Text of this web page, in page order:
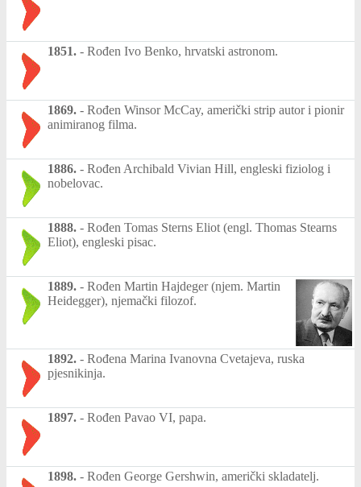
1851. - Rođen Ivo Benko, hrvatski astronom.
1869. - Rođen Winsor McCay, američki strip autor i pionir
animiranog filma.
1886. - Rođen Archibald Vivian Hill, engleski fiziolog i
nobelovac.
1888. - Rođen Tomas Sterns Eliot (engl. Thomas Stearns
Eliot), engleski pisac.
1889. - Rođen Martin Hajdeger (njem. Martin
Heidegger), njemački filozof.
1892. - Rođena Marina Ivanovna Cvetajeva, ruska
pjesnikinja.
1897. - Rođen Pavao VI, papa.
1898. - Rođen George Gershwin, američki skladatelj.